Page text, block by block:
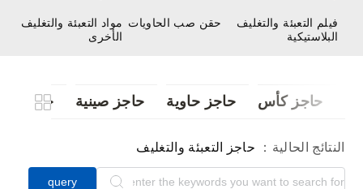
فيلم التعبئة والتغليف
البلاستيكية
حقن صب الحاويات مواد التعبئة والتغليف
الأخرى
حاجز كأس حاجز حاوية حاجز صينية حاجز
النتائج الحالية： حاجز التعبئة والتغليف
query